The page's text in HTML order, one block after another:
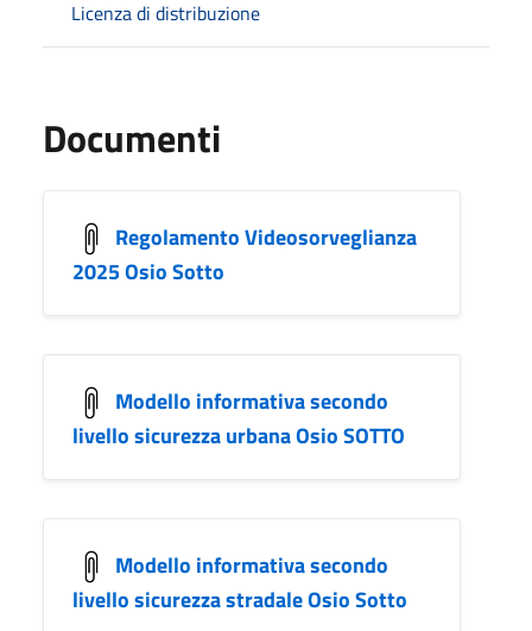
Licenza di distribuzione
Documenti
Regolamento Videosorveglianza
2025 Osio Sotto
Modello informativa secondo
livello sicurezza urbana Osio SOTTO
Modello informativa secondo
livello sicurezza stradale Osio Sotto